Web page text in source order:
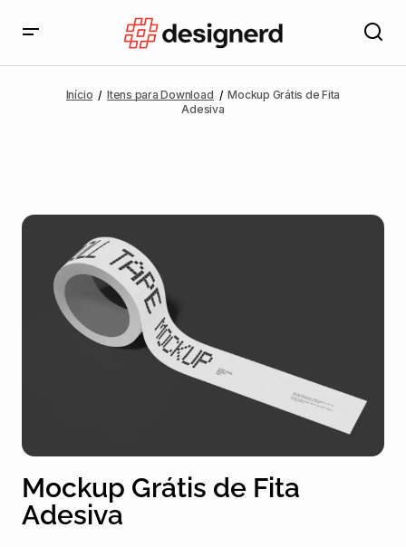
Início Itens para Download
Mockup Grátis de Fita
Adesiva
Mockup Grátis de Fita
Adesiva